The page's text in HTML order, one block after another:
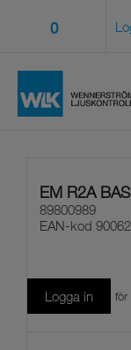
0
EM R2A
89800989
EAN-kod
Logga in för